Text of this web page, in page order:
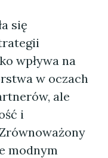
się
wpływa na
w oczach
ale
i
modnym